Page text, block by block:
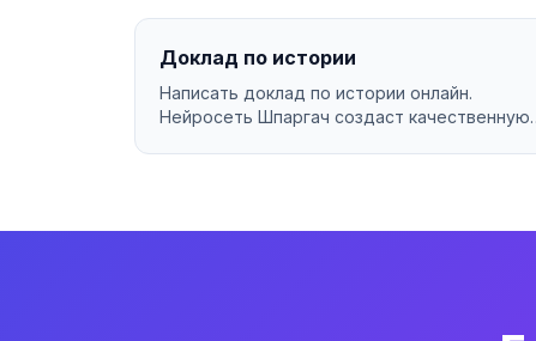
Доклад по истории
Написать доклад по истории онлайн.
Нейросеть Шпаргач создаст качественную